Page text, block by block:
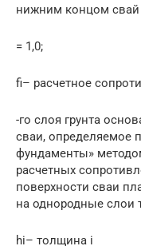
нижним концом
= 1,0;
fi– расчетное
-го слоя грунта
сваи, определяемое
фундаменты»
расчетных
поверхности сваи
на однородные слои
hi– толщина i